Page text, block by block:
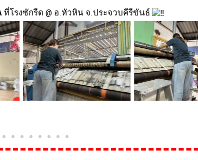
ที่โรงซักรีด @ อ.หัวหิน จ.ประจวบคีรีขันธ์